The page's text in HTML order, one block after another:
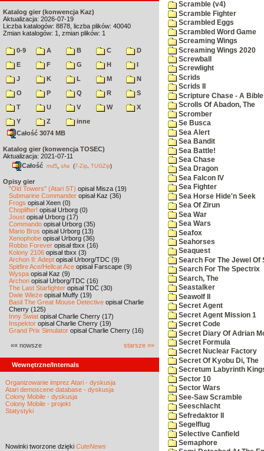
Katalog gier (konwencja Kaz)
Aktualizacja: 2026-07-19
Liczba katalogów: 8878, liczba plików: 40040
Zmian katalogów: 1, zmian plików: 1
0-9 A B C
D
E
F G H
I
J
K L M
N
O
P Q R
S
T
U V W
X
Y
Z
inne
Całość 3074 MB
Katalog gier (konwencja TOSEC)
Aktualizacja: 2021-07-11
Całość md5 sha (7-Zip TUGZip)
Opisy gier
"Old Towers" (Atari ST) opisał Misza (19)
Submarine Commander opisał Kaz (36)
Frogs opisał Xeen (0)
Choplifter! opisał Urborg (0)
Joust opisał Urborg (17)
Commando opisał Urborg (35)
Mario Bros opisał Urborg (13)
Xenophobe opisał Urborg (36)
Robbo Forever opisał tbxx (16)
Kolony 2106 opisał tbxx (3)
Archon II: Adept opisał Urborg/TDC (9)
Spitfire Ace/Hellcat Ace opisał Farscape (9)
Wyspa opisał Kaz (9)
Archon opisał Urborg/TDC (16)
The Last Starfighter opisał TDC (30)
Dwie Wieże opisał Muffy (19)
Basil The Great Mouse Detective opisał Charlie
Cherry (125)
Inny Świat opisał Charlie Cherry (17)
Inspektor opisał Charlie Cherry (19)
Grand Prix Simulator opisał Charlie Cherry (16)
«« nowsze starsze »»
Wewnętrzne/Internals
Organizowanie imprez Atari - dyskusja
Atari demoscene database - dyskusja
Colony Mobile - dyskusja
Colony Mobile - projekt
Statystyki
Nowinki tworzone dzięki CuteNews
Scramble (v4)
Scramble Fighter
Scrambled Eggs
Scrambled Word Game
Screaming Wings
Screaming Wings 2020
Screwball
Screwlight
Scrids
Scrids II
Scripture Chase - A Bible
Scrolls Of Abadon, The
Scromber
Se Busca
Sea Alert
Sea Bandit
Sea Battle!
Sea Chase
Sea Dragon
Sea Falcon IV
Sea Fighter
Sea Horse Hide'n Seek
Sea Of Zirun
Sea War
Sea Wars
Seafox
Seahorses
Seaquest
Search For The Jewel Of
Search For The Spectrix
Search, The
Seastalker
Seawolf II
Secret Agent
Secret Agent Mission 1
Secret Code
Secret Diary Of Adrian
Secret Formula
Secret Nuclear Factory
Secret Of Kyobu Di, The
Secretum Labyrinth
Sector 10
Sector Wars
See-Saw Scramble
Seeschlacht
Sefredaktor II
Segelflug
Selective Canfield
Semaphore